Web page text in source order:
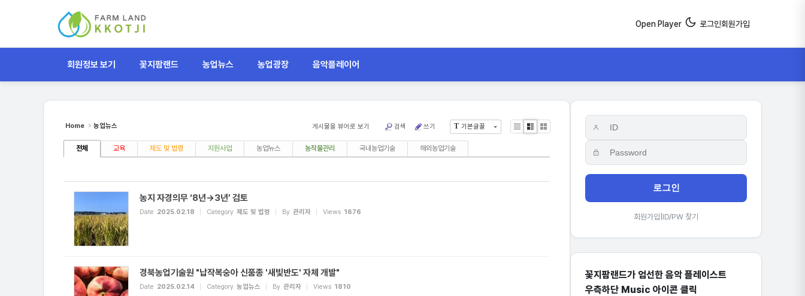
Open Player 로그인회원가입
회원정보 보기 꽃지팜랜드 농업뉴스 농업광장 음악플레이어
Home 농업뉴스 T 기본글꼴
게시물을 뷰어로 보기 검색 쓰기
전체 교육 제도 및 법령 지원사업 농업뉴스 농작물관리 국내농업기술 해외농업기술
ListZineGallery
농지 자경의무 ‘8년→3년’ 검토
Date 2025.02.18 Category 제도 및 법령 By 관리자 Views 1676
경북농업기술원 "납작복숭아 신품종 '새빛반도' 자체 개발"
Date 2025.02.14 Category 농업뉴스 By 관리자 Views 1810
로그인
회원가입 ID/PW 찾기
꽃지팜랜드가 엄선한 음악 플레이스트
우측하단 Music 아이콘 클릭